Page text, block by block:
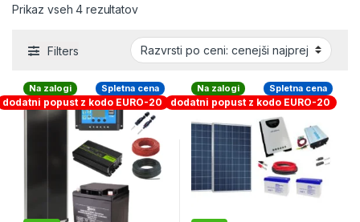
Prikaz vseh 4 rezultatovRazvrščeno po ceni: od najnižje do
Filters
Na zalogi Spletna cena
dodatni popust z kodo EURO-20
Na zalogi Spletna cena
dodatni popust z kodo EURO-20